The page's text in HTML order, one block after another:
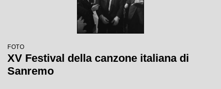
FOTO
XV Festival della canzone italiana di
Sanremo